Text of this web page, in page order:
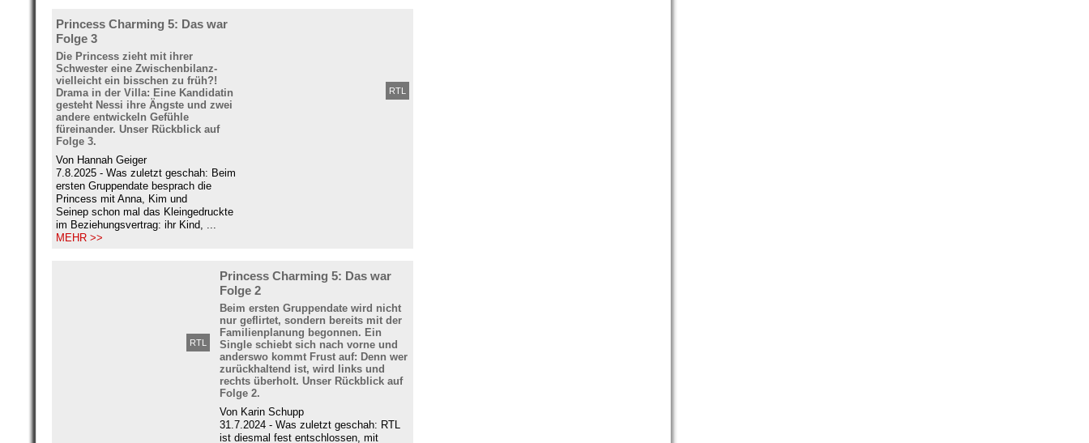
RTL
Princess Charming 5: Das war
Folge 3
Die Princess zieht mit ihrer
Schwester eine Zwischenbilanz-
vielleicht ein bisschen zu früh?!
Drama in der Villa: Eine Kandidatin
gesteht Nessi ihre Ängste und zwei
andere entwickeln Gefühle
füreinander. Unser Rückblick auf
Folge 3.
Von Hannah Geiger
7.8.2025 - Was zuletzt geschah: Beim
ersten Gruppendate besprach die
Princess mit Anna, Kim und
Seinep schon mal das Kleingedruckte
im Beziehungsvertrag: ihr Kind, ...
MEHR >>
RTL
Princess Charming 5: Das war
Folge 2
Beim ersten Gruppendate wird nicht
nur geflirtet, sondern bereits mit der
Familienplanung begonnen. Ein
Single schiebt sich nach vorne und
anderswo kommt Frust auf: Denn wer
zurückhaltend ist, wird links und
rechts überholt. Unser Rückblick auf
Folge 2.
Von Karin Schupp
31.7.2024 - Was zuletzt geschah: RTL
ist diesmal fest entschlossen, mit